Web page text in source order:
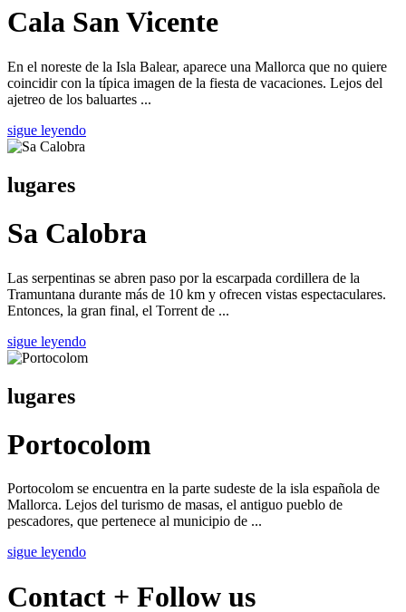
Cala San Vicente
En el noreste de la Isla Balear, aparece una Mallorca que no quiere
coincidir con la típica imagen de la fiesta de vacaciones. Lejos del
ajetreo de los baluartes ...
sigue leyendo
lugares
Sa Calobra
Las serpentinas se abren paso por la escarpada cordillera de la
Tramuntana durante más de 10 km y ofrecen vistas espectaculares.
Entonces, la gran final, el Torrent de ...
sigue leyendo
lugares
Portocolom
Portocolom se encuentra en la parte sudeste de la isla española de
Mallorca. Lejos del turismo de masas, el antiguo pueblo de
pescadores, que pertenece al municipio de ...
sigue leyendo
Contact + Follow us